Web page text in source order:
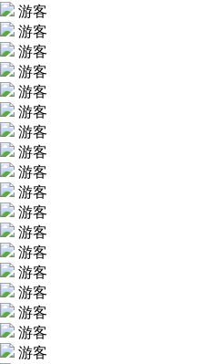
游客
游客
游客
游客
游客
游客
游客
游客
游客
游客
游客
游客
游客
游客
游客
游客
游客
游客